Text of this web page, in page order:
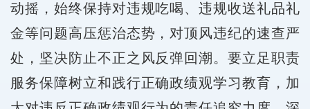
动摇，始终保持对违规吃喝、违规收送礼品礼
金等问题高压惩治态势，对顶风违纪的速查严
处，坚决防止不正之风反弹回潮。要立足职责
服务保障树立和践行正确政绩观学习教育，加